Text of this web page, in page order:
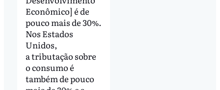
Econômico] é de
pouco mais de 30%.
Nos Estados
Unidos,
a tributação sobre
o consumo é
também de pouco